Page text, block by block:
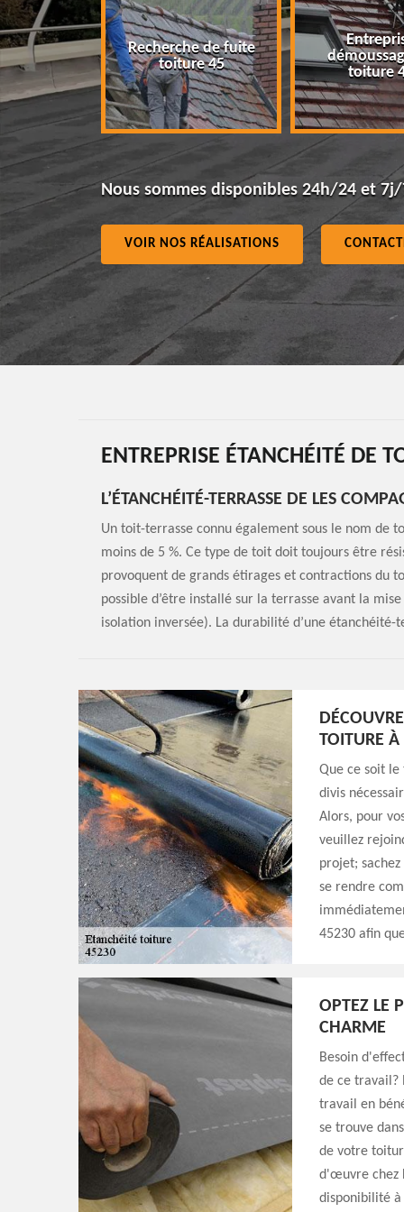
45
Recherche de fuite
toiture 45
toiture
Nous sommes disponibles 24h/24 et 7j/
VOIR NOS RÉALISATIONS
ENTREPRISE ÉTANCHÉITÉ DE
L’ÉTANCHÉITÉ-TERRASSE DE LES
Un toit-terrasse connu également sous le nom de
moins de 5 %. Ce type de toit doit toujours être
provoquent de grands étirages et contractions du
possible d’être installé sur la terrasse avant la
isolation inversée). La durabilité d’une
TOITURE
Que ce soit
divis
Alors, pour
veuillez
projet;
se rendre
45230 afin
OPTEZ LE
CHARME
Besoin
de ce travail?
travail en
se trouve
de votre
d'œuvre chez
disponibilité